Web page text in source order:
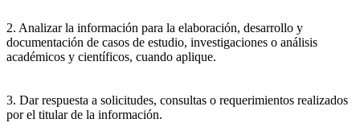
2. Analizar la información para la elaboración, desarrollo y
documentación de casos de estudio, investigaciones o análisis
académicos y científicos, cuando aplique.
3. Dar respuesta a solicitudes, consultas o requerimientos realizados
por el titular de la información.